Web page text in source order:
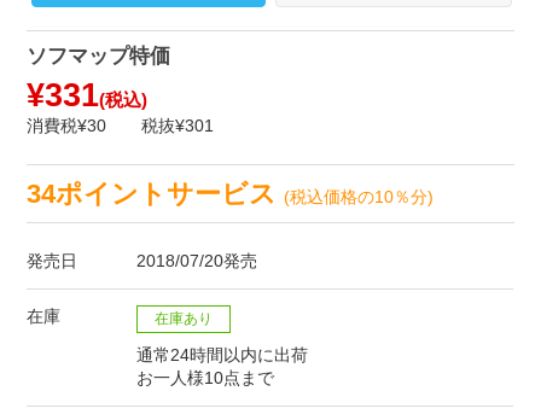
ソフマップ特価
¥331(税込)
消費税¥30 税抜¥301
34ポイントサービス(税込価格の10％分)
発売日 2018/07/20発売
在庫 在庫あり
通常24時間以内に出荷
お一人様10点まで